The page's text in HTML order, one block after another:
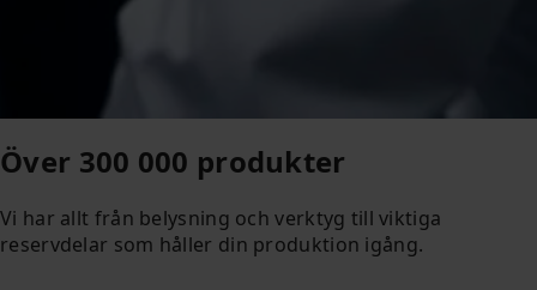
Över 300 000 produkter
Vi har allt från belysning och verktyg till viktiga
reservdelar som håller din produktion igång.